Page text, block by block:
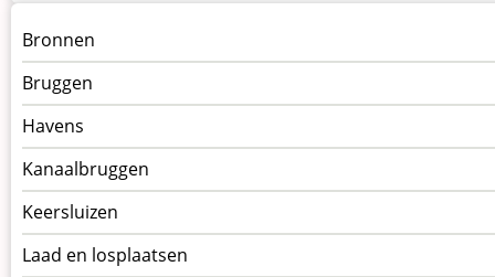
Menu
kunstwerken
op
kunstwerkpagina
Bronnen
Bruggen
Havens
Kanaalbruggen
Keersluizen
Laad en losplaatsen